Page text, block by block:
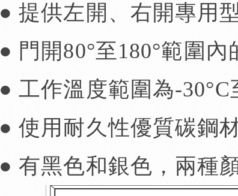
● 提供左開、右開專用
● 門開80°至180°範圍
● 工作溫度範圍為-30°C
● 使用耐久性優質碳鋼
● 有黑色和銀色，兩種